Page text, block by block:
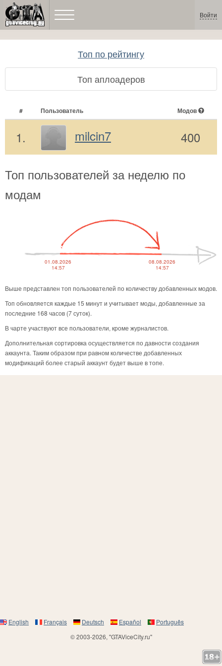
Войти
Топ по рейтингу
Топ аплоадеров
# Пользователь Модов
1. milcin7 400
Топ пользователей за неделю по
модам
01.08.2026
14:57
08.08.2026
14:57
Выше представлен топ пользователей по количеству добавленных модов.
Топ обновляется каждые 15 минут и учитывает моды, добавленные за
последние 168 часов (7 суток).
В чарте участвуют все пользователи, кроме журналистов.
Дополнительная сортировка осуществляется по давности создания
аккаунта. Таким образом при равном количестве добавленных
модификаций более старый аккаунт будет выше в топе.
English Français Deutsch Español
Português
© 2003-2026, "GTAViceCity.ru"